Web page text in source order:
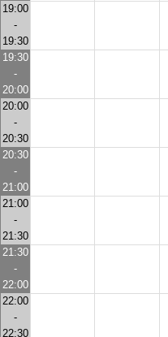
19:00
-
19:30
19:30
-
20:00
20:00
-
20:30
20:30
-
21:00
21:00
-
21:30
21:30
-
22:00
22:00
-
22:30